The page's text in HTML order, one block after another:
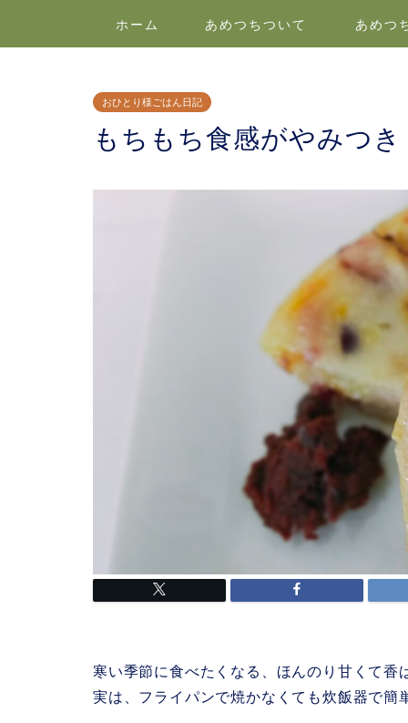
ホーム あめつちついて あめつ
おひとり様ごはん日記
もちもち食感がやみつ
寒い季節に食べたくなる、ほんのり甘くて香
実は、フライパンで焼かなくても炊飯器で簡